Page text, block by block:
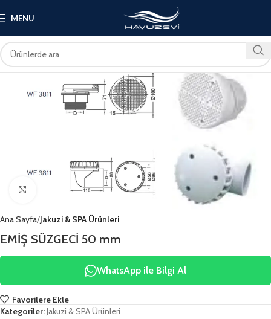
MENU
Click to enlarge
Ana Sayfa Jakuzi & SPA Ürünleri
EMİŞ SÜZGECİ 50 mm
WhatsApp ile Bilgi Al
Favorilere Ekle
Kategoriler:Jakuzi & SPA Ürünleri